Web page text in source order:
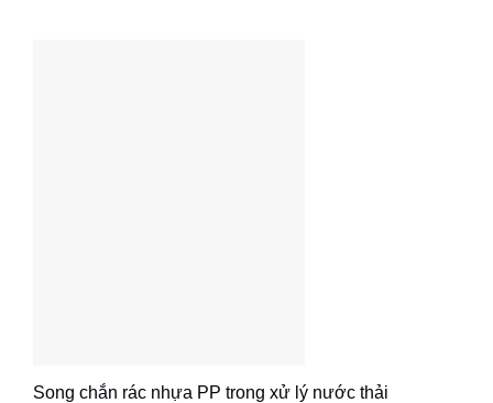
Song chắn rác nhựa PP trong xử lý nước thải